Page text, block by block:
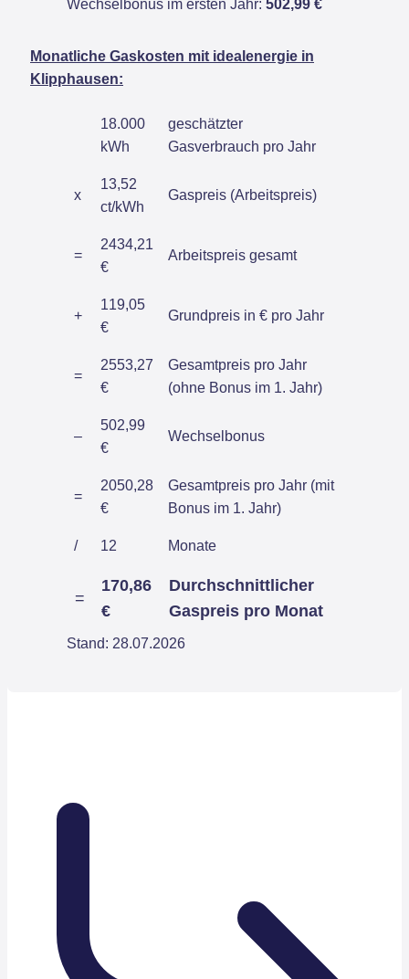
Wechselbonus im ersten Jahr: 502,99 €
Monatliche Gaskosten mit idealenergie in
Klipphausen:
18.000
kWh
geschätzter
Gasverbrauch pro Jahr
x
13,52
ct/kWh
Gaspreis (Arbeitspreis)
=
2434,21
€
Arbeitspreis gesamt
+
119,05
€
Grundpreis in € pro Jahr
=
2553,27
€
Gesamtpreis pro Jahr
(ohne Bonus im 1. Jahr)
–
502,99
€
Wechselbonus
=
2050,28
€
Gesamtpreis pro Jahr (mit
Bonus im 1. Jahr)
/ 12 Monate
=
170,86
€
Durchschnittlicher
Gaspreis pro Monat
Stand: 28.07.2026